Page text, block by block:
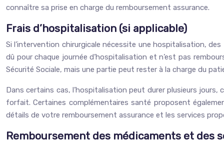
connaître sa prise en charge du remboursement assurance.
Frais d’hospitalisation (si applicable)
Si l’intervention chirurgicale nécessite une hospitalisation,
dû pour chaque journée d’hospitalisation et n’est pas
Sécurité Sociale, mais une partie peut rester à la charge du
Dans certains cas, l’hospitalisation peut durer plusieurs
forfait. Certaines complémentaires santé proposent
détails de votre remboursement assurance et les services
Remboursement des médicaments et des